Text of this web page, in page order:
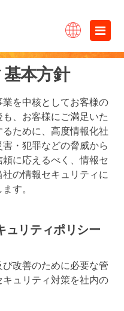
×
本方針
を中核としてお客様の
、お客様にご満足いた
ために、高度情報化社
・犯罪などの脅威から
に応えるべく、情報セ
の情報セキュリティに
す。
ュリティポリシー
改善のために必要な管
ュリティ対策を社内の